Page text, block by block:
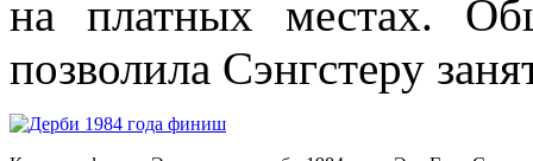
на платных местах.
позволила Сэнгстеру